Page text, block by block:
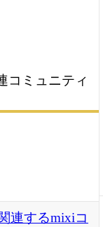
コミュニティ
連するmixiコ